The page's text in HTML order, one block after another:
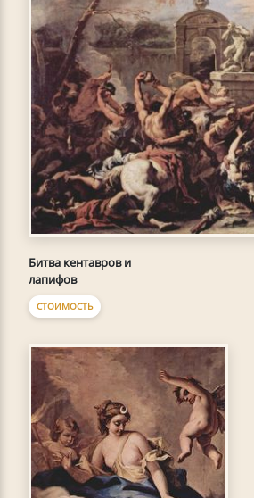
Битва кентавров и
лапифов
СТОИМОСТЬ